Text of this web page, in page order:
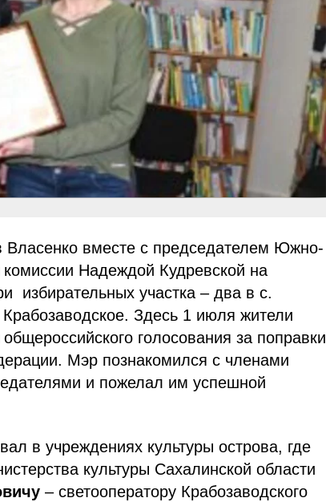
вместе с председателем Южно-
Надеждой Кудревской на
избирательных участка – два в с.
Здесь 1 июля жители
голосования за поправки
Мэр познакомился с членами
и пожелал им успешной
в учреждениях культуры острова, где
культуры Сахалинской области
– светооператору Крабозаводского